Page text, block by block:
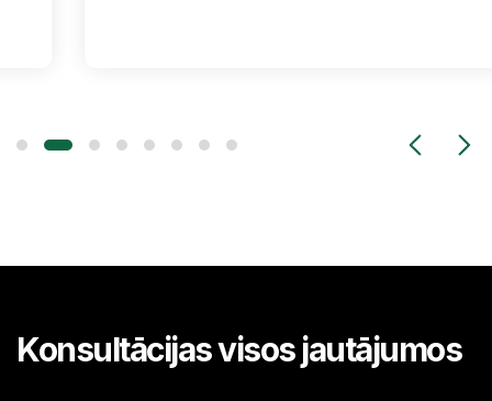
Konsultācijas visos jautājumos